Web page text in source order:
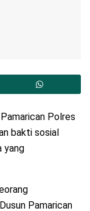
Polres
bakti sosial
yang
Pamarican